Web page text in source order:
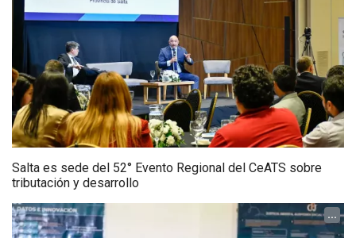
Salta es sede del 52° Evento Regional del CeATS sobre
tributación y desarrollo
...